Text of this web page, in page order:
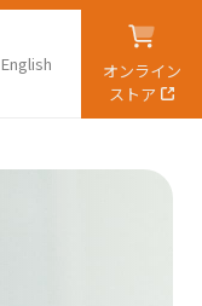
English
オンライン
ストア